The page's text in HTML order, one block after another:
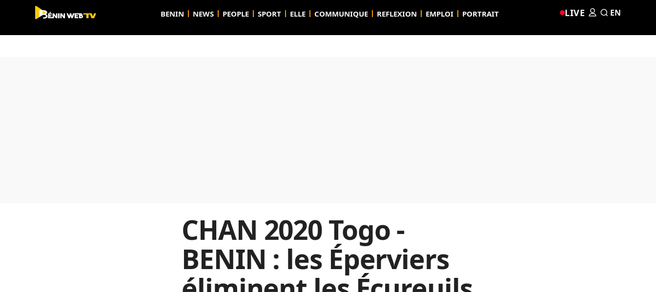
BENIN NEWS PEOPLE SPORT ELLE COMMUNIQUE REFLEXION EMPLOI PORTRAIT LIVE EN
CHAN 2020 Togo -
BENIN : les Éperviers